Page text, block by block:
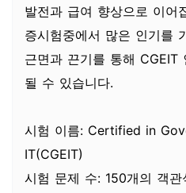
발전과 급여 향상으로 이어
증시험중에서 많은 인기를
근면과 끈기를 통해 CGEIT
될 수 있습니다.
시험 이름: Certified in
IT(CGEIT)
시험 문제 수: 150개의 객관